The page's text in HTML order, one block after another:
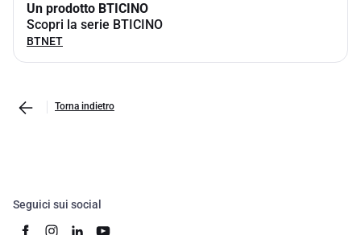
Un prodotto BTICINO
Scopri la serie BTICINO
BTNET
Torna indietro
Seguici sui social